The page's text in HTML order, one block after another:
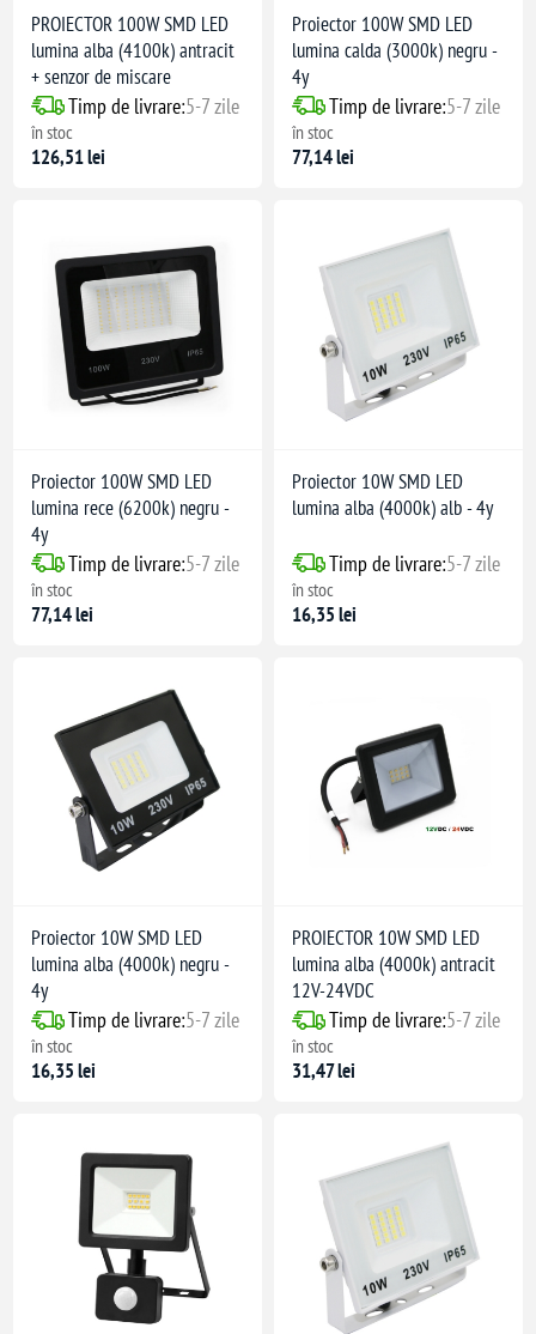
PROIECTOR 100W SMD LED
lumina alba (4100k) antracit
+ senzor de miscare
Timp de livrare:5-7 zile
în stoc
126,51 lei
Proiector 100W SMD LED
lumina calda (3000k) negru -
4y
Timp de livrare:5-7 zile
în stoc
77,14 lei
Proiector 100W SMD LED
lumina rece (6200k) negru -
4y
Timp de livrare:5-7 zile
în stoc
77,14 lei
Proiector 10W SMD LED
lumina alba (4000k) alb - 4y
Timp de livrare:5-7 zile
în stoc
16,35 lei
Proiector 10W SMD LED
lumina alba (4000k) negru -
4y
Timp de livrare:5-7 zile
în stoc
16,35 lei
PROIECTOR 10W SMD LED
lumina alba (4000k) antracit
12V-24VDC
Timp de livrare:5-7 zile
în stoc
31,47 lei